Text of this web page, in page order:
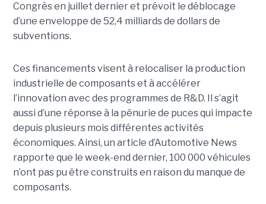
Congrès en juillet dernier et prévoit le déblocage
d’une enveloppe de 52,4 milliards de dollars de
subventions.
Ces financements visent à relocaliser la production
industrielle de composants et à accélérer
l’innovation avec des programmes de R&D. Il s’agit
aussi d’une réponse à la pénurie de puces qui impacte
depuis plusieurs mois différentes activités
économiques. Ainsi, un article d’Automotive News
rapporte que le week-end dernier, 100 000 véhicules
n’ont pas pu être construits en raison du manque de
composants.